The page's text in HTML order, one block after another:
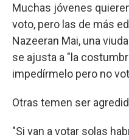
Muchas jóvenes
voto, pero las de más
Nazeeran Mai, una
se ajusta a "la
impedírmelo pero no
Otras temen ser
"Si van a votar solas